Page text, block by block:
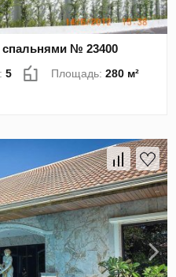
спальнями № 23400
5 Площадь:280 м²